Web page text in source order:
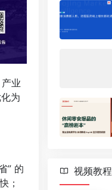
业
为
” 的
；
视频教程